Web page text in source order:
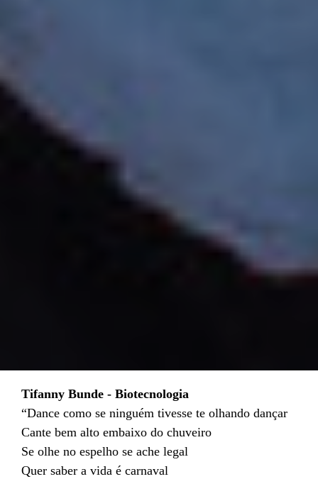
Tifanny Bunde - Biotecnologia
“Dance como se ninguém tivesse te olhando dançar
Cante bem alto embaixo do chuveiro
Se olhe no espelho se ache legal
Quer saber a vida é carnaval